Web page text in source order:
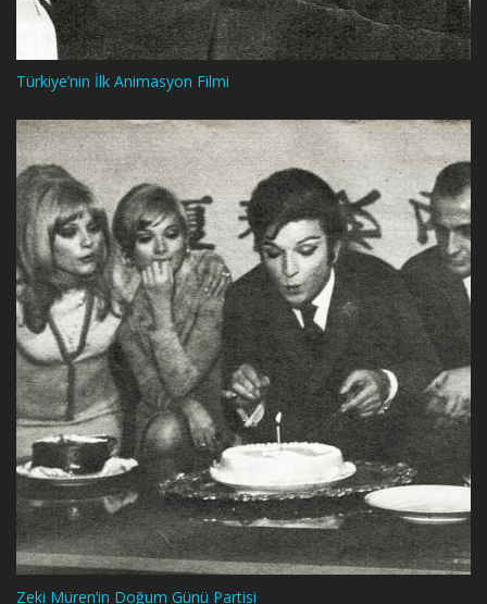
Türkiye’nin İlk Animasyon Filmi
Zeki Müren’in Doğum Günü Partisi